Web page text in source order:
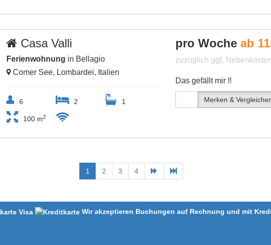
Casa Valli
Ferienwohnung in Bellagio
Comer See, Lombardei, Italien
6 2 1
100 m2
pro Woche ab
zuzüglich ggf.
Das gefällt mir !!
Merken &
1 2 3 4
Wir akzeptieren Buchungen auf Rechnung und mit